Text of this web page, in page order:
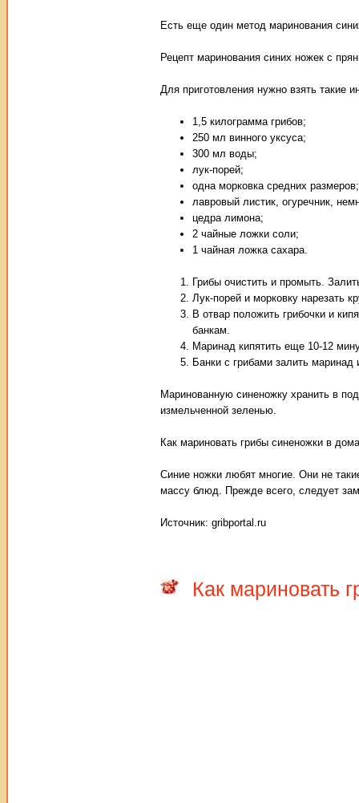
Есть еще один метод маринования
Рецепт маринования синих ножек с
Для приготовления нужно взять такие
1,5 килограмма грибов;
250 мл винного уксуса;
300 мл воды;
лук-порей;
одна морковка средних размеров;
лавровый листик, огуречник,
цедра лимона;
2 чайные ложки соли;
1 чайная ложка сахара.
Грибы очистить и промыть.
Лук-порей и морковку нарезать
В отвар положить грибочки и
банкам.
Маринад кипятить еще 10-12
Банки с грибами залить маринад
Маринованную синеножку хранить в
измельченной зеленью.
Как мариновать грибы синеножки в
Синие ножки любят многие. Они не
массу блюд. Прежде всего, следует
Источник: gribportal.ru
Как мариновать